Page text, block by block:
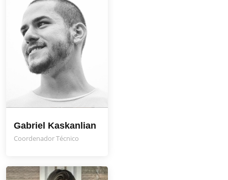
Gabriel Kaskanlian
Coordenador Técnico